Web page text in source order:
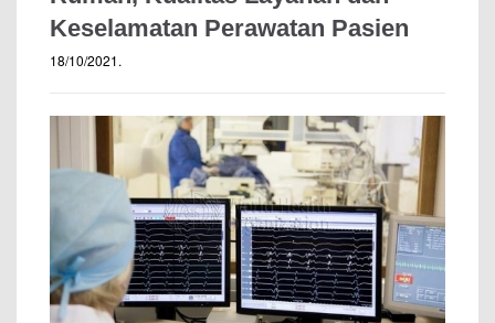
Keselamatan Perawatan Pasien
18/10/2021.